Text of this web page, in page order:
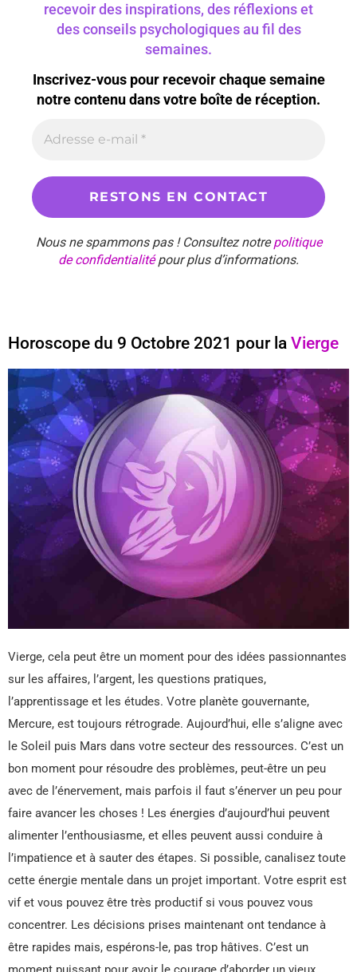
recevoir des inspirations, des réflexions et
des conseils psychologiques au fil des
semaines.
Inscrivez-vous pour recevoir chaque semaine
notre contenu dans votre boîte de réception.
Nous ne spammons pas ! Consultez notrepolitique
de confidentialitépour plus d’informations.
Horoscope du 9 Octobre 2021 pour la Vierge
Vierge, cela peut être un moment pour des idées passionnantes
sur les affaires, l’argent, les questions pratiques,
l’apprentissage et les études. Votre planète gouvernante,
Mercure, est toujours rétrograde. Aujourd’hui, elle s’aligne avec
le Soleil puis Mars dans votre secteur des ressources. C’est un
bon moment pour résoudre des problèmes, peut-être un peu
avec de l’énervement, mais parfois il faut s’énerver un peu pour
faire avancer les choses ! Les énergies d’aujourd’hui peuvent
alimenter l’enthousiasme, et elles peuvent aussi conduire à
l’impatience et à sauter des étapes. Si possible, canalisez toute
cette énergie mentale dans un projet important. Votre esprit est
vif et vous pouvez être très productif si vous pouvez vous
concentrer. Les décisions prises maintenant ont tendance à
être rapides mais, espérons-le, pas trop hâtives. C’est un